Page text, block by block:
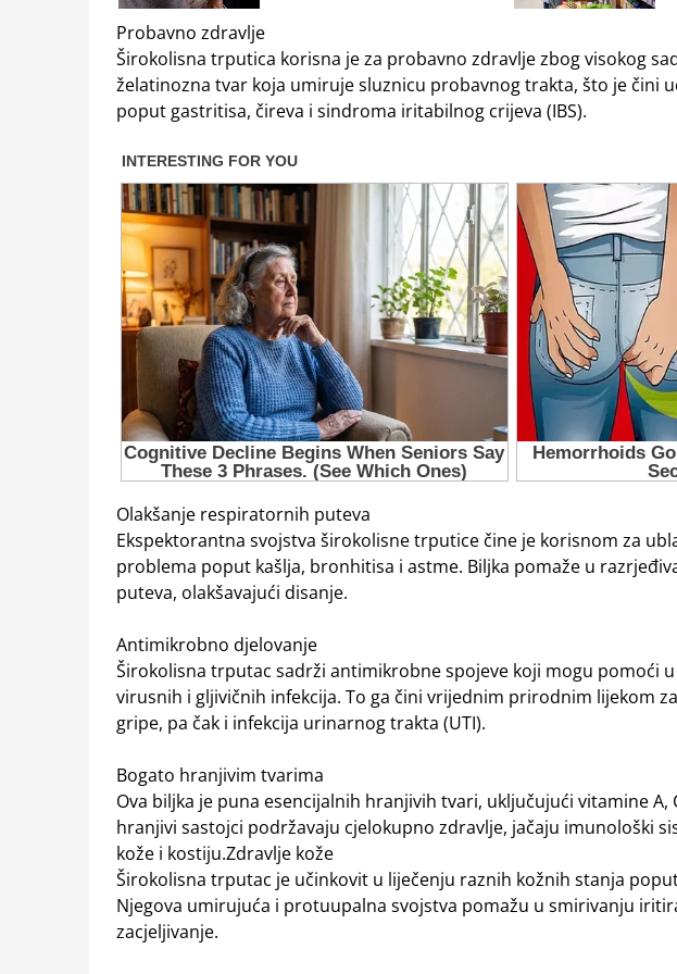
Probavno zdravlje
Širokolisna trputica korisna je za probavno zdravlje zbog visokog
želatinozna tvar koja umiruje sluznicu probavnog trakta, što je čini
poput gastritisa, čireva i sindroma iritabilnog crijeva (IBS).
Olakšanje respiratornih puteva
Ekspektorantna svojstva širokolisne trputice čine je korisnom za
problema poput kašlja, bronhitisa i astme. Biljka pomaže u
puteva, olakšavajući disanje.
Antimikrobno djelovanje
Širokolisna trputac sadrži antimikrobne spojeve koji mogu pomoći
virusnih i gljivičnih infekcija. To ga čini vrijednim prirodnim lijekom
gripe, pa čak i infekcija urinarnog trakta (UTI).
Bogato hranjivim tvarima
Ova biljka je puna esencijalnih hranjivih tvari, uključujući vitamine A,
hranjivi sastojci podržavaju cjelokupno zdravlje, jačaju imunološki
kože i kostiju.Zdravlje kože
Širokolisna trputac je učinkovit u liječenju raznih kožnih stanja
Njegova umirujuća i protuupalna svojstva pomažu u smirivanju
zacjeljivanje.